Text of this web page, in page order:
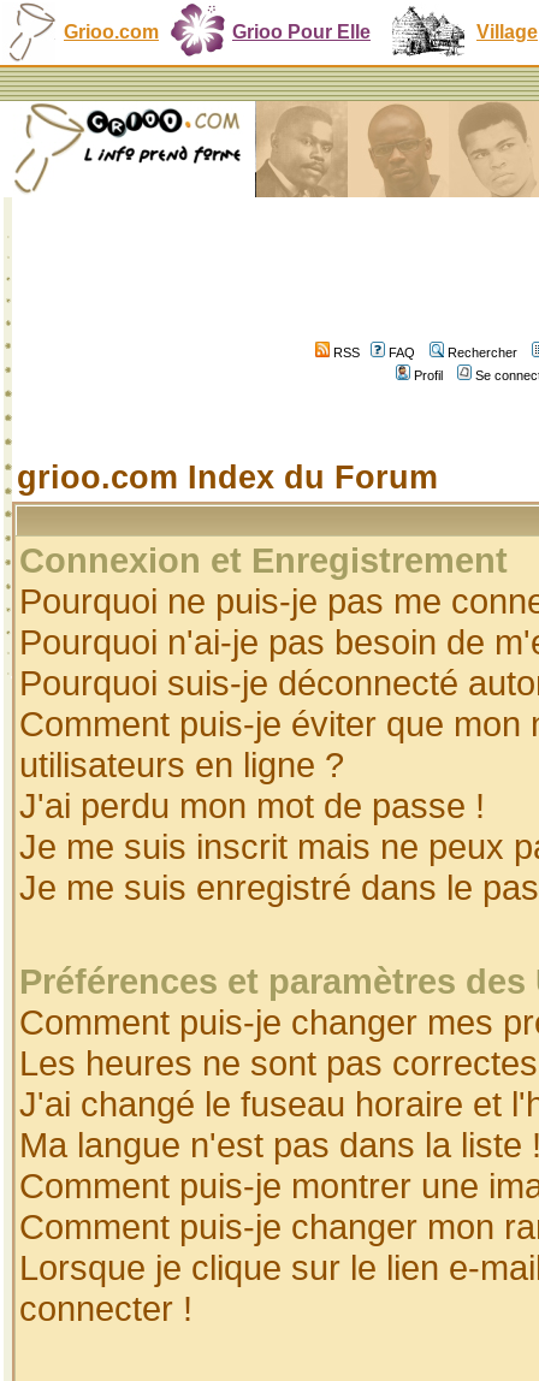
Grioo.com Grioo Pour Elle Village
RSS FAQ
Rechercher
Profil
Se
grioo.com Index du Forum
Connexion et Enregistrement
Pourquoi ne puis-je pas me
Pourquoi n'ai-je pas besoin de
Pourquoi suis-je déconnecté
Comment puis-je éviter que
utilisateurs en ligne ?
J'ai perdu mon mot de passe !
Je me suis inscrit mais ne peux
Je me suis enregistré dans le
Préférences et paramètres
Comment puis-je changer mes
Les heures ne sont pas
J'ai changé le fuseau horaire et
Ma langue n'est pas dans la liste
Comment puis-je montrer une
Comment puis-je changer mon
Lorsque je clique sur le lien e-
connecter !